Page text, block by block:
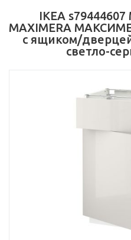
IKEA
MAXIMERA
с ящиком/
светло-